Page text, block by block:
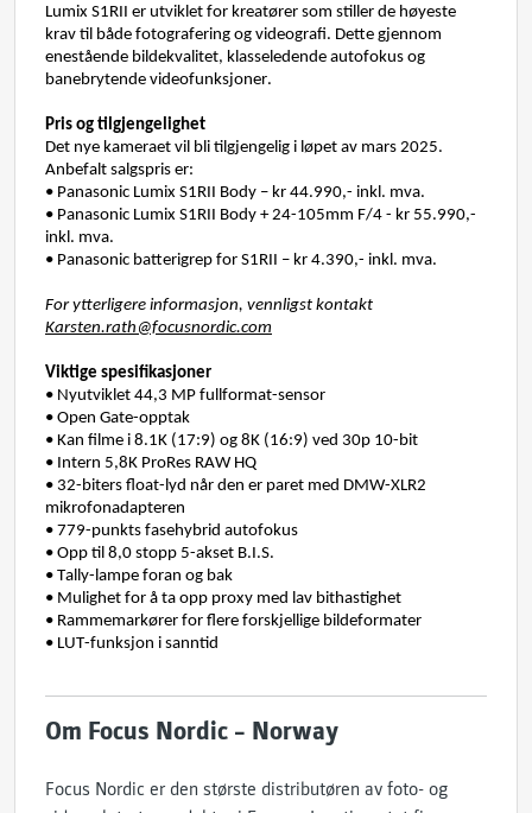
Lumix S1RII er utviklet for kreatører som stiller de høyeste
krav til både fotografering og videografi. Dette gjennom
enestående bildekvalitet, klasseledende autofokus
banebrytende videofunksjoner.
Pris og tilgjengelighet
Det nye kameraet vil bli tilgjengelig i løpet av mars 2025.
Anbefalt salgspris er:
• Panasonic Lumix S1RII Body – kr 44.990,- inkl. mva.
• Panasonic Lumix S1RII Body + 24-105mm F/4 - kr 55.990,-
inkl. mva.
• Panasonic batterigrep for S1RII – kr 4.390,- inkl. mva.
Karsten.rath@focusnordic.com
Viktige spesifikasjoner
• Nyutviklet 44,3 MP fullformat-sensor
• Open Gate-opptak
• Kan filme i 8.1K (17:9) og 8K (16:9) ved 30p 10-bit
• Intern 5,8K ProRes RAW HQ
• 32-biters float-lyd når den er paret med DMW-XLR2
mikrofonadapteren
• 779-punkts fasehybrid autofokus
• Opp til 8,0 stopp 5-akset B.I.S.
• Tally-lampe foran og bak
• Mulighet for å ta opp proxy med lav bithastighet
• Rammemarkører for flere forskjellige bildeformater
• LUT-funksjon i sanntid
Om Focus Nordic – Norway
Focus Nordic er den største distributøren av foto- og